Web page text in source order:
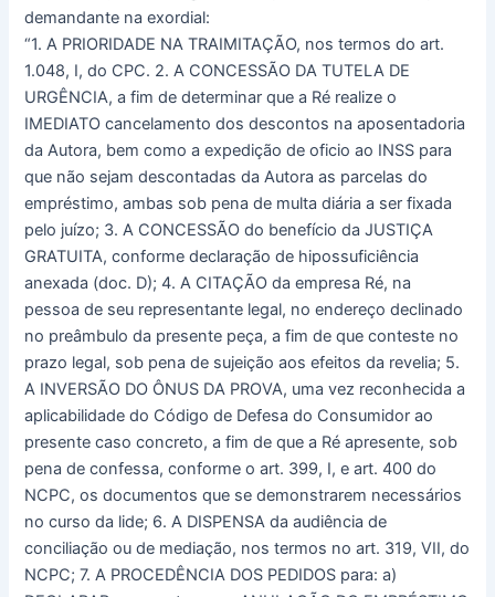
demandante na exordial:
“1. A PRIORIDADE NA TRAIMITAÇÃO, nos termos do art.
1.048, I, do CPC. 2. A CONCESSÃO DA TUTELA DE
URGÊNCIA, a fim de determinar que a Ré realize o
IMEDIATO cancelamento dos descontos na aposentadoria
da Autora, bem como a expedição de oficio ao INSS para
que não sejam descontadas da Autora as parcelas do
empréstimo, ambas sob pena de multa diária a ser fixada
pelo juízo; 3. A CONCESSÃO do benefício da JUSTIÇA
GRATUITA, conforme declaração de hipossuficiência
anexada (doc. D); 4. A CITAÇÃO da empresa Ré, na
pessoa de seu representante legal, no endereço declinado
no preâmbulo da presente peça, a fim de que conteste no
prazo legal, sob pena de sujeição aos efeitos da revelia; 5.
A INVERSÃO DO ÔNUS DA PROVA, uma vez reconhecida a
aplicabilidade do Código de Defesa do Consumidor ao
presente caso concreto, a fim de que a Ré apresente, sob
pena de confessa, conforme o art. 399, I, e art. 400 do
NCPC, os documentos que se demonstrarem necessários
no curso da lide; 6. A DISPENSA da audiência de
conciliação ou de mediação, nos termos no art. 319, VII, do
NCPC; 7. A PROCEDÊNCIA DOS PEDIDOS para: a)